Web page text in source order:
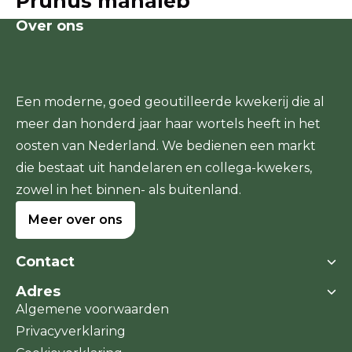
Over ons
Een moderne, goed geoutilleerde kwekerij die al
meer dan honderd jaar haar wortels heeft in het
oosten van Nederland. We bedienen een markt
die bestaat uit handelaren en collega-kwekers,
zowel in het binnen- als buitenland.
Meer over ons
Contact
Boomkwekerij Dedemsvaart
Stegerensallee 11a
Adres
Stegerensallee 11a
7701 PJ Dedemsvaart
Algemene voorwaarden
Privacyverklaring